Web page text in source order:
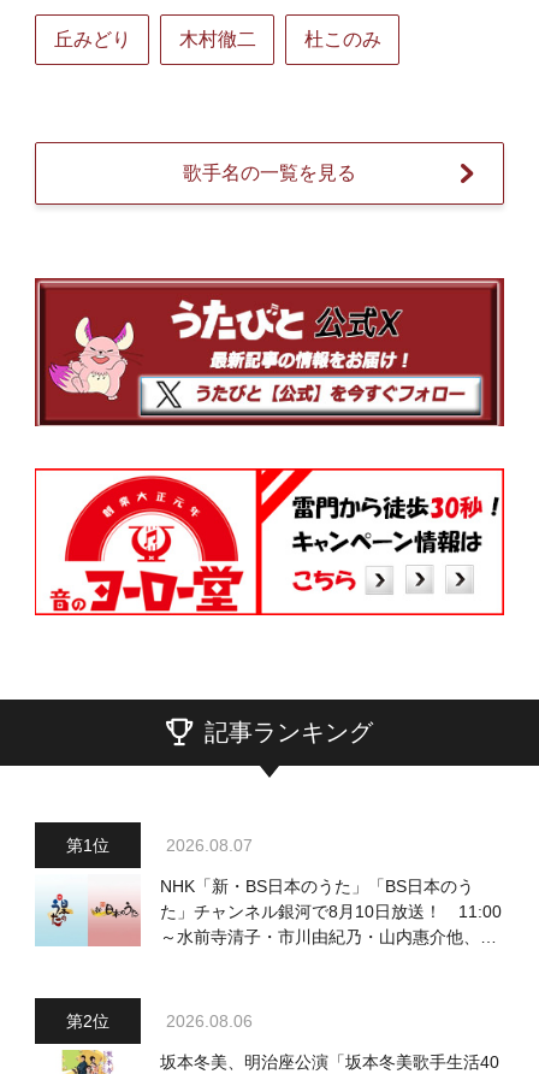
丘みどり 木村徹二 杜このみ
歌手名の一覧を見る
記事ランキング
2026.08.07
NHK「新・BS日本のうた」「BS日本のう
た」チャンネル銀河で8月10日放送！ 11:00
～水前寺清子・市川由紀乃・山内惠介他、
2026.08.06
坂本冬美、明治座公演「坂本冬美歌手生活40